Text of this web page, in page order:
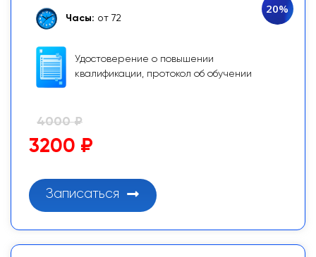
Часы: от 72
Удостоверение о повышении
квалификации, протокол об обучении
20%
4000 ₽
3200 ₽
Записаться